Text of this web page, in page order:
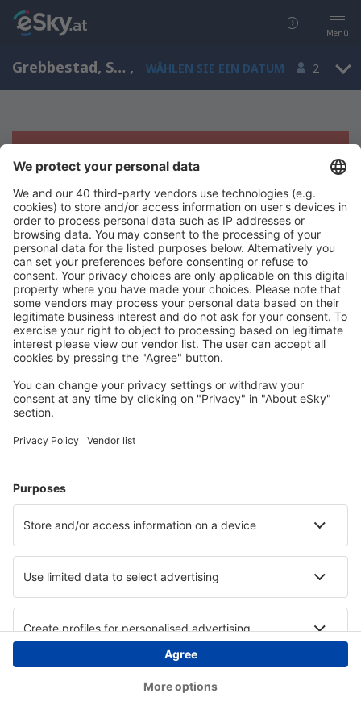
Menü
Grebbestad, Schweden , WÄHLEN SIE EIN DATUM 2
Es tut uns leid, wir können keine
Ergebnisse aufzeigen
Bitte starten Sie Ihre Suche erneut mit anderen Suchkriterien.
Copyright © eSky.at. Alle Rechte vorbehalten.